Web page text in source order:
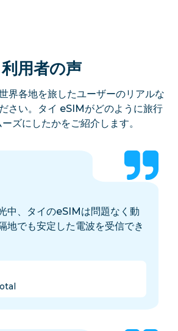
利用者の声
界各地を旅したユーザーのリアルな
さい。タイ eSIMがどのように旅行
ズにしたかをご紹介します。
中、タイのeSIMは問題なく動
地でも安定した電波を受信でき